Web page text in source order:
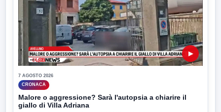
▶
7 AGOSTO 2026
CRONACA
Malore o aggressione? Sarà l'autopsia a chiarire il
giallo di Villa Adriana